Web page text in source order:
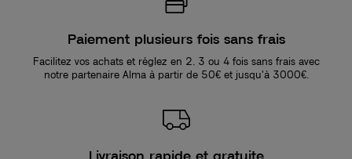
Paiement plusieurs fois sans frais
Facilitez vos achats et réglez en 2, 3 ou 4 fois sans frais avec
notre partenaire Alma à partir de 50€ et jusqu'à 3000€.
Livraison rapide et gratuite